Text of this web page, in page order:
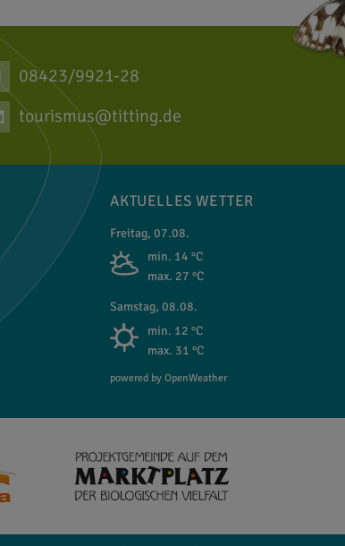
08423/9921-28
tourismus@titting.de
AKTUELLES WETTER
Freitag, 07.08.
min. 14 °C
max. 27 °C
Samstag, 08.08.
min. 12 °C
max. 31 °C
powered by OpenWeather